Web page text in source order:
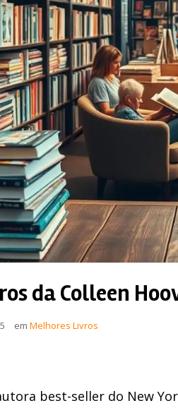
da Colleen
em Melhores Livros
best-seller do New